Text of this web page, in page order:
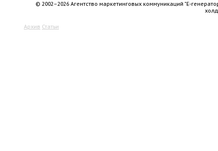
© 2002–2026 Агентство маркетинговых коммуникаций "Е-
Архив Статьи